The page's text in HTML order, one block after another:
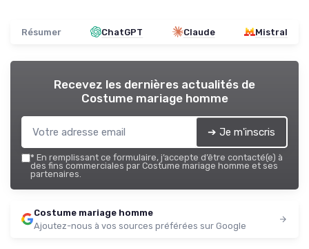
Résumer ChatGPT Claude Mistral
Recevez les dernières actualités de
Costume mariage homme
➔ Je m'inscris
* En remplissant ce formulaire, j’accepte d’être contacté(e) à
des fins commerciales par Costume mariage homme et ses
partenaires.
Costume mariage homme
Ajoutez-nous à vos sources préférées sur Google